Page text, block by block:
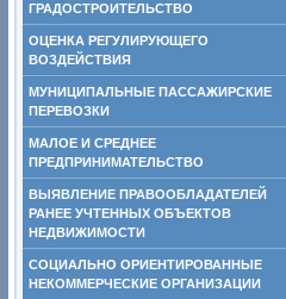
ГРАДОСТРОИТЕЛЬСТВО
ОЦЕНКА РЕГУЛИРУЮЩЕГО
ВОЗДЕЙСТВИЯ
МУНИЦИПАЛЬНЫЕ ПАССАЖИРСКИЕ
ПЕРЕВОЗКИ
МАЛОЕ И СРЕДНЕЕ
ПРЕДПРИНИМАТЕЛЬСТВО
ВЫЯВЛЕНИЕ ПРАВООБЛАДАТЕЛЕЙ
РАНЕЕ УЧТЕННЫХ ОБЪЕКТОВ
НЕДВИЖИМОСТИ
СОЦИАЛЬНО ОРИЕНТИРОВАННЫЕ
НЕКОММЕРЧЕСКИЕ ОРГАНИЗАЦИИ